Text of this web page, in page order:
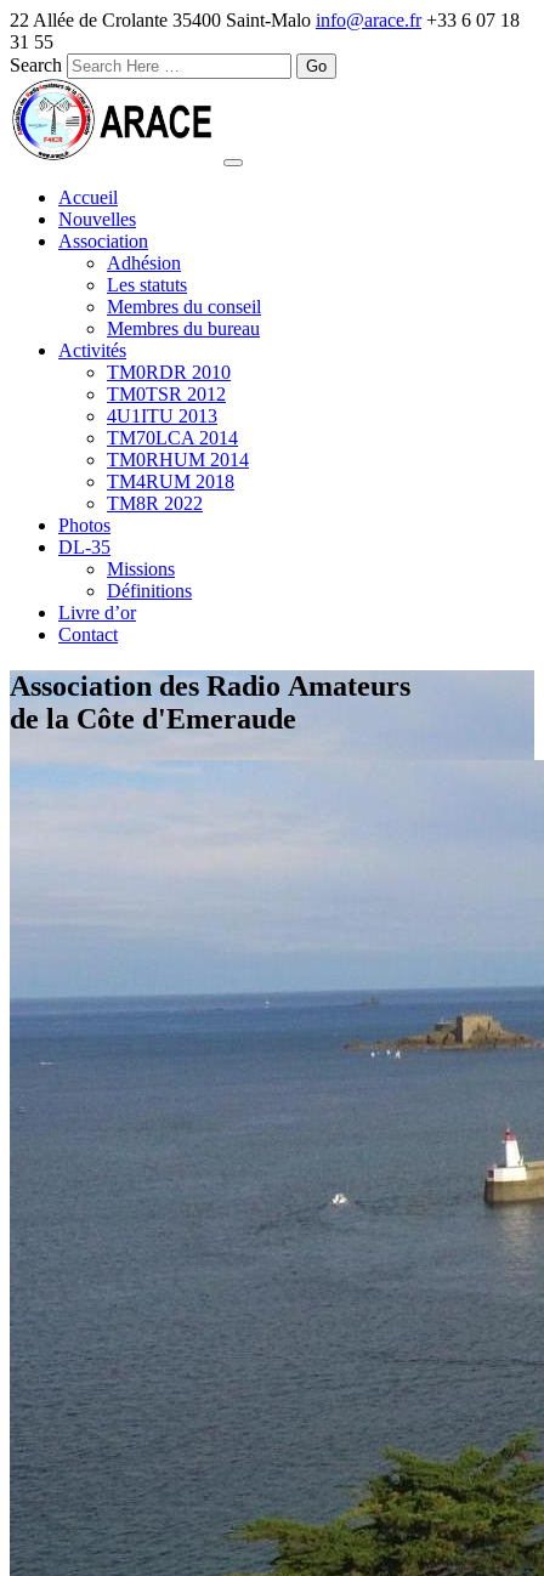
22 Allée de Crolante 35400 Saint-Malo info@arace.fr +33 6 07 18
31 55
Search
Accueil
Nouvelles
Association
Adhésion
Les statuts
Membres du conseil
Membres du bureau
Activités
TM0RDR 2010
TM0TSR 2012
4U1ITU 2013
TM70LCA 2014
TM0RHUM 2014
TM4RUM 2018
TM8R 2022
Photos
DL-35
Missions
Définitions
Livre d’or
Contact
Association des Radio Amateurs
de la Côte d'Emeraude